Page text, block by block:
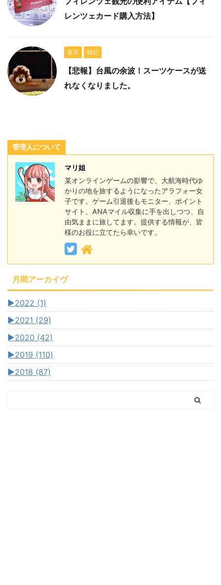
レンツェカード購入方法】
楽天 雑記
【悲報】台風の余波！スーツケースが送
れなくなりました。
管理人について
マリ姐
某オンラインゲームの影響で、大航海時代ゆ
かりの地を旅するようになったアラフォー女
子です。ゲーム引退後もモニター、ポイント
サイト、ANAマイル収集に手を出しつつ、自
由気ままに旅してます。提供する情報が、皆
様のお役に立てたら幸いです。
月間アーカイヴ
►2022 (1)
►2021 (29)
►2020 (42)
►2019 (110)
►2018 (87)